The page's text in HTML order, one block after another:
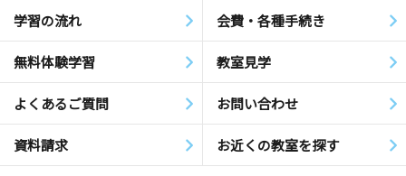
学習の流れ 会費・各種手続き
無料体験学習 教室見学
よくあるご質問 お問い合わせ
資料請求 お近くの教室を探す